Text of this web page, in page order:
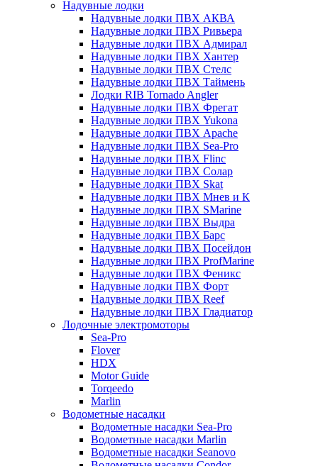
Надувные лодки
Надувные лодки ПВХ АКВА
Надувные лодки ПВХ Ривьера
Надувные лодки ПВХ Адмирал
Надувные лодки ПВХ Хантер
Надувные лодки ПВХ Стелс
Надувные лодки ПВХ Таймень
Лодки RIB Tornado Angler
Надувные лодки ПВХ Фрегат
Надувные лодки ПВХ Yukona
Надувные лодки ПВХ Apache
Надувные лодки ПВХ Sea-Pro
Надувные лодки ПВХ Flinc
Надувные лодки ПВХ Солар
Надувные лодки ПВХ Skat
Надувные лодки ПВХ Мнев и К
Надувные лодки ПВХ SMarine
Надувные лодки ПВХ Выдра
Надувные лодки ПВХ Барс
Надувные лодки ПВХ Посейдон
Надувные лодки ПВХ ProfMarine
Надувные лодки ПВХ Феникс
Надувные лодки ПВХ Форт
Надувные лодки ПВХ Reef
Надувные лодки ПВХ Гладиатор
Лодочные электромоторы
Sea-Pro
Flover
HDX
Motor Guide
Torqeedo
Marlin
Водометные насадки
Водометные насадки Sea-Pro
Водометные насадки Marlin
Водометные насадки Seanovo